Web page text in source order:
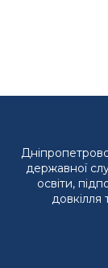
державної
освіти,
довкілля